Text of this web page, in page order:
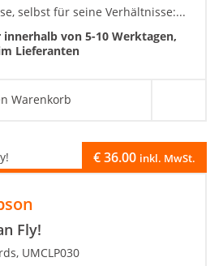
selbst für seine Verhältnisse:...
innerhalb von 5-10 Werktagen,
Lieferanten
Warenkorb
Fly!
€36.00 inkl. MwSt.
UMCLP030